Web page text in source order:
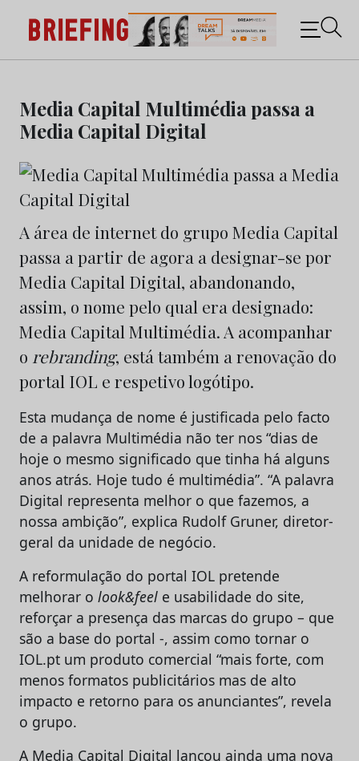
content
Briefing: Todas as notícias sobre os negócios do
Marketing e da Publicidade
Media Capital Multimédia passa a
Media Capital Digital
A área de internet do grupo Media Capital
passa a partir de agora a designar-se por
Media Capital Digital, abandonando,
assim, o nome pelo qual era designado:
Media Capital Multimédia. A acompanhar
o rebranding, está também a renovação do
portal IOL e respetivo logótipo.
Esta mudança de nome é justificada pelo facto
de a palavra Multimédia não ter nos “dias de
hoje o mesmo significado que tinha há alguns
anos atrás. Hoje tudo é multimédia”. “A palavra
Digital representa melhor o que fazemos, a
nossa ambição”, explica Rudolf Gruner, diretor-
geral da unidade de negócio.
A reformulação do portal IOL pretende
melhorar o look&feel e usabilidade do site,
reforçar a presença das marcas do grupo – que
são a base do portal -, assim como tornar o
IOL.pt um produto comercial “mais forte, com
menos formatos publicitários mas de alto
impacto e retorno para os anunciantes”, revela
o grupo.
A Media Capital Digital lançou ainda uma nova